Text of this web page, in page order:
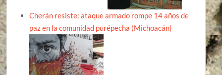
Cherán resiste: ataque armado rompe 14 años de
paz en la comunidad purépecha (Michoacán)